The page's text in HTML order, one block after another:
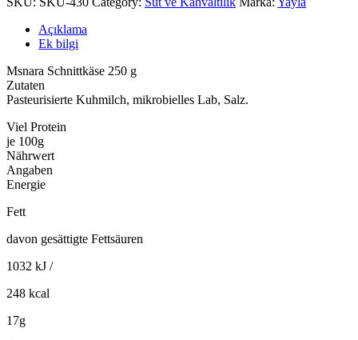
Açıklama
Ek bilgi
Msnara Schnittkäse 250 g
Zutaten
Pasteurisierte Kuhmilch, mikrobielles Lab, Salz.
Viel Protein
je 100g
Nährwert
Angaben
Energie
Fett
davon gesättigte Fettsäuren
1032 kJ /
248 kcal
17g